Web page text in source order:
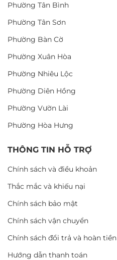
Phường Tân Bình
Phường Tân Sơn
Phường Bàn Cờ
Phường Xuân Hòa
Phường Nhiêu Lộc
Phường Diên Hồng
Phường Vườn Lài
Phường Hòa Hưng
THÔNG TIN HỖ TRỢ
Chính sách và điều khoản
Thắc mắc và khiếu nại
Chính sách bảo mật
Chính sách vận chuyển
Chính sách đổi trả và hoàn tiền
Hướng dẫn thanh toán